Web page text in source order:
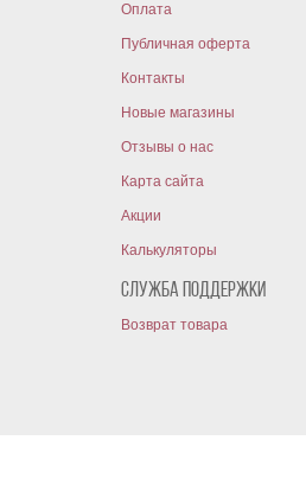
Оплата
Публичная оферта
Контакты
Новые магазины
Отзывы о нас
Карта сайта
Акции
Калькуляторы
Служба поддержки
Возврат товара